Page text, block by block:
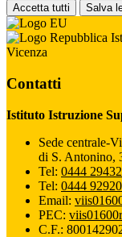
Accetta tutti Salva
Vicenza
Contatti
Istituto Istruzione
Sede centrale-
di S. Antonino,
Tel: 0444
Tel: 0444
Email:
PEC:
C.F.: